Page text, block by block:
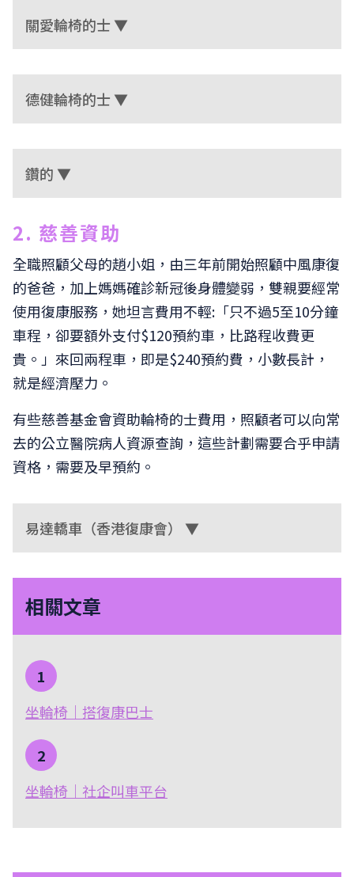
關愛輪椅的士 ▼
德健輪椅的士 ▼
鑽的 ▼
2. 慈善資助
全職照顧父母的趙小姐，由三年前開始照顧中風康復
的爸爸，加上媽媽確診新冠後身體變弱，雙親要經常
使用復康服務，她坦言費用不輕:「只不過5至10分鐘
車程，卻要額外支付$120預約車，比路程收費更
貴。」來回兩程車，即是$240預約費，小數長計，
就是經濟壓力。
有些慈善基金會資助輪椅的士費用，照顧者可以向常
去的公立醫院病人資源查詢，這些計劃需要合乎申請
資格，需要及早預約。
易達轎車（香港復康會） ▼
相關文章
1
坐輪椅｜搭復康巴士
2
坐輪椅｜社企叫車平台